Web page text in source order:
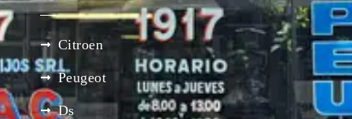
Citroen
Peugeot
Ds